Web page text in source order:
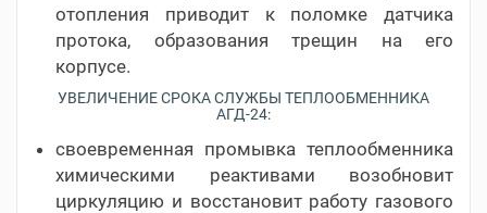
отопления приводит к поломке датчика
протока, образования трещин на его
корпусе.
УВЕЛИЧЕНИЕ СРОКА СЛУЖБЫ ТЕПЛООБМЕННИКА
АГД-24:
своевременная промывка теплообменника
химическими реактивами возобновит
циркуляцию и восстановит работу газового